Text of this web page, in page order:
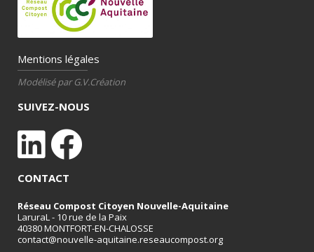
Mentions légales
Modélisé par G.V.Création
SUIVEZ-NOUS
CONTACT
Réseau Compost Citoyen Nouvelle-Aquitaine
LaruraL - 10 rue de la Paix
40380 MONTFORT-EN-CHALOSSE
contact@nouvelle-aquitaine.reseaucompost.org